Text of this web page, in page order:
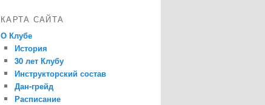
КАРТА САЙТА
О Клубе
История
30 лет Клубу
Инструкторский состав
Дан-грейд
Расписание